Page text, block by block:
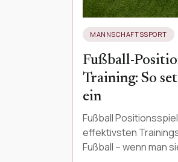
MANNSCHAFTSSPORT
Fußball-
Training: So
ein
Fußball
effektivsten
Fußball – wenn man